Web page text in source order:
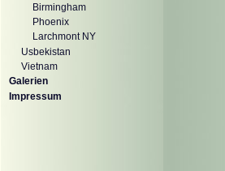
Birmingham
Phoenix
Larchmont NY
Usbekistan
Vietnam
Galerien
Impressum